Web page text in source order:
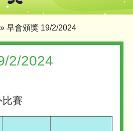
» 早會頒獎 19/2/2024
2/2024
賽